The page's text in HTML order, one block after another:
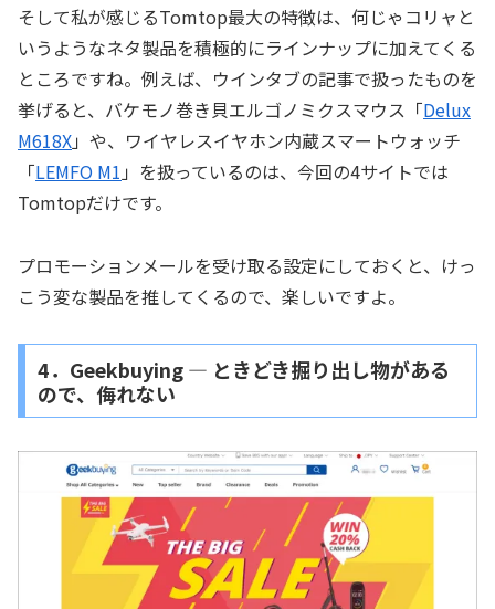
そして私が感じるTomtop最大の特徴は、何じゃコリャと
いうようなネタ製品を積極的にラインナップに加えてくる
ところですね。例えば、ウインタブの記事で扱ったものを
挙げると、バケモノ巻き貝エルゴノミクスマウス「Delux
M618X」や、ワイヤレスイヤホン内蔵スマートウォッチ
「LEMFO M1 」を扱っているのは、今回の4サイトでは
Tomtopだけです。
プロモーションメールを受け取る設定にしておくと、けっ
こう変な製品を推してくるので、楽しいですよ。
4．Geekbuying ― ときどき掘り出し物がある
ので、侮れない